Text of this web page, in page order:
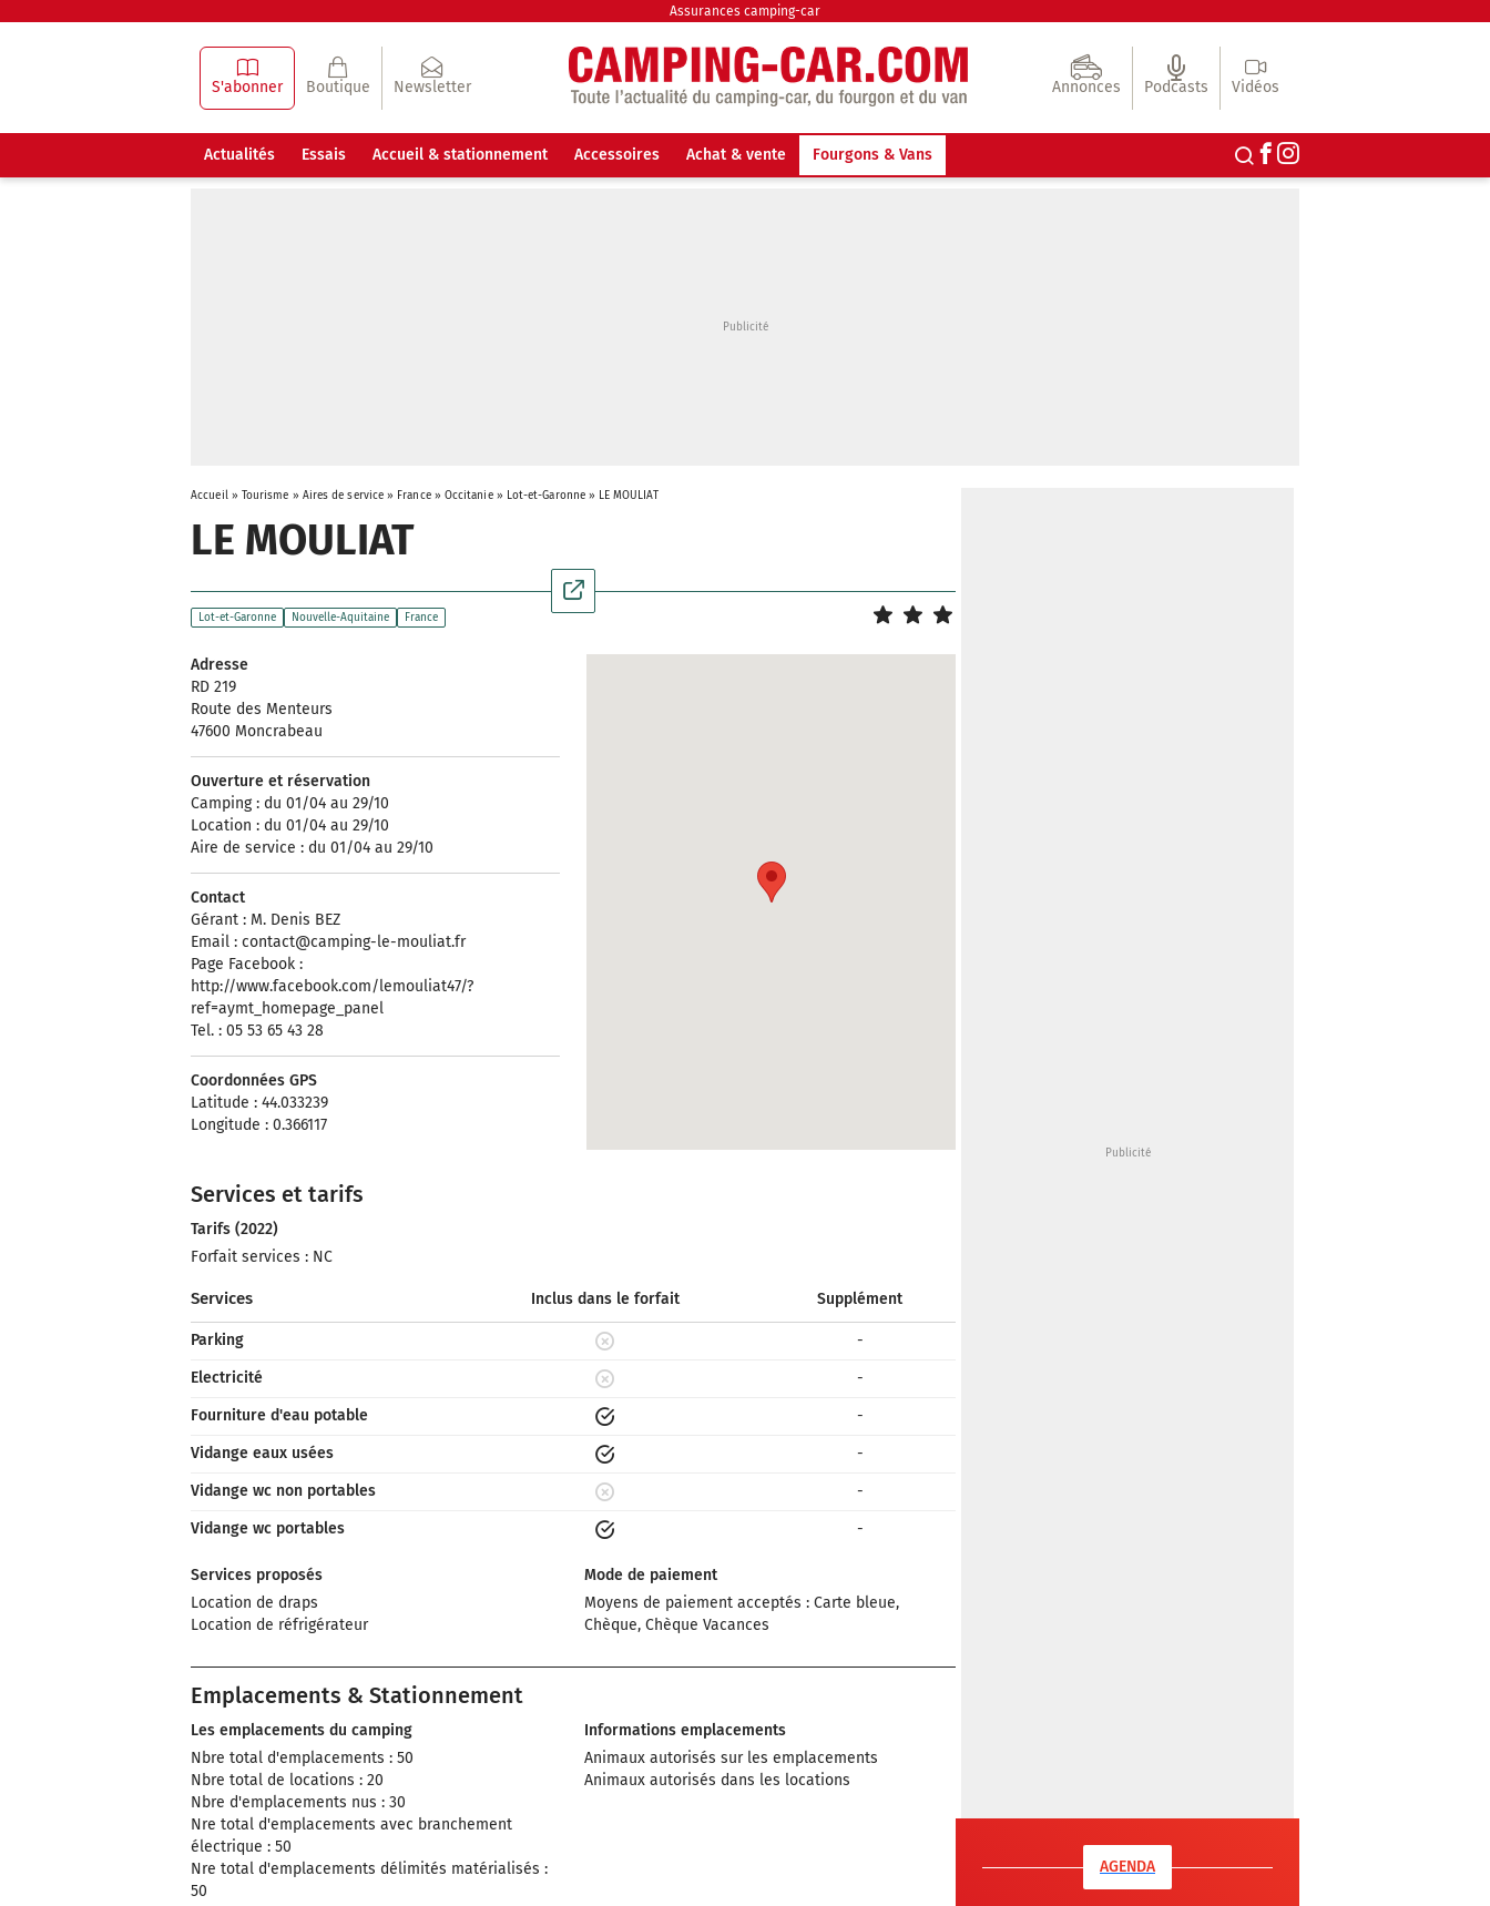
Assurances camping-car
S'abonner Boutique Newsletter Annonces Podcasts Vidéos
Actualités Essais Accueil & stationnement Accessoires Achat & vente Fourgons & Vans
Accueil» Tourisme » Aires de service » France» Occitanie» Lot-et-Garonne » LE MOULIAT
LE MOULIAT
Lot-et-Garonne Nouvelle-Aquitaine France
Adresse
RD 219
Route des Menteurs
47600 Moncrabeau
Ouverture et réservation
Camping : du 01/04 au 29/10
Location : du 01/04 au 29/10
Aire de service : du 01/04 au 29/10
Contact
Gérant : M. Denis BEZ
Email : contact@camping-le-mouliat.fr
Page Facebook :
http://www.facebook.com/lemouliat47/?
ref=aymt_homepage_panel
Tel. : 05 53 65 43 28
Coordonnées GPS
Latitude : 44.033239
Longitude : 0.366117
Services et tarifs
Tarifs (2022)
Forfait services : NC
Services Inclus dans le forfait Supplément
Parking
-
Electricité
-
Fourniture d'eau potable
-
Vidange eaux usées
-
Vidange wc non portables
-
Vidange wc portables
-
Services proposés
Location de draps
Location de réfrigérateur
Mode de paiement
Moyens de paiement acceptés : Carte bleue,
Chèque, Chèque Vacances
Emplacements & Stationnement
Les emplacements du camping
Nbre total d'emplacements : 50
Nbre total de locations : 20
Nbre d'emplacements nus : 30
Nre total d'emplacements avec branchement
électrique : 50
Nre total d'emplacements délimités matérialisés :
50
Informations emplacements
Animaux autorisés sur les emplacements
Animaux autorisés dans les locations
AGENDA